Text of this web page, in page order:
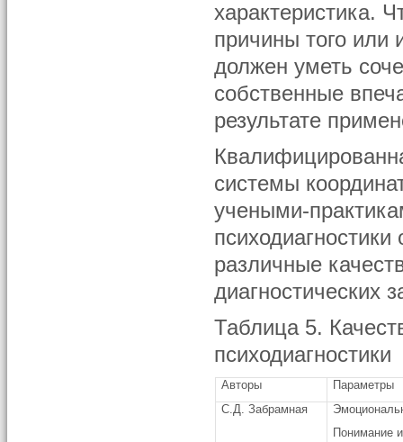
характеристика.
причины того или
должен уметь
собственные
результате
системы
учеными-
различные
диагностических
Таблица 5.
психодиагностики
Авторы
Параметры
С.Д. Забрамная
Понимание